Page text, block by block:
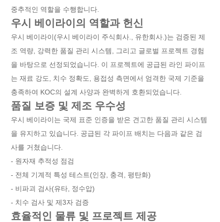
중추적인 역할을 수행합니다.
우시 베이라이의 역할과 헌신
우시 베이라이(우시 베이라이 주식회사., 유한회사.)는 검증된 제
조 역량, 강력한 품질 관리 시스템, 그리고 글로벌 프로젝트 경험
을 바탕으로 선정되었습니다. 이 프로젝트에 공급된 라인 파이프
는 재료 강도, 치수 정확도, 용접성 측면에서 엄격한 국제 기준을
충족하여 KOC의 설계 사양과 완벽하게 호환되었습니다.
품질 보증 및 제조 우수성
우시 베이라이는 국제 표준 인증을 받은 견고한 품질 관리 시스템
을 유지하고 있습니다. 공급된 각 파이프 배치는 다음과 같은 검
사를 거쳤습니다.
- 원자재 추적성 점검
- 전체 기계적 특성 테스트(인장, 충격, 평탄화)
- 비파괴 검사(유타, 정수압)
- 치수 검사 및 제3자 검증
효율적인 물류 및 프로젝트 제공